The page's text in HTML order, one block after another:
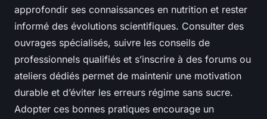
approfondir ses connaissances en nutrition et rester
informé des évolutions scientifiques. Consulter des
ouvrages spécialisés, suivre les conseils de
professionnels qualifiés et s’inscrire à des forums ou
ateliers dédiés permet de maintenir une motivation
durable et d’éviter les erreurs régime sans sucre.
Adopter ces bonnes pratiques encourage un